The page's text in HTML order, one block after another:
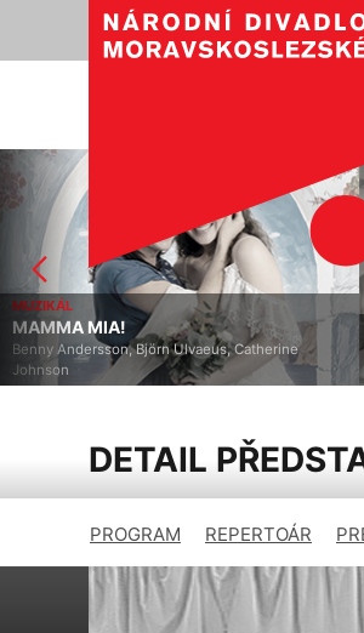
MUZIKÁL
MAMMA MIA!
Benny Andersson, Björn Ulvaeus, Catherine
Johnson
DETAIL
PROGRAM REPERTOÁR